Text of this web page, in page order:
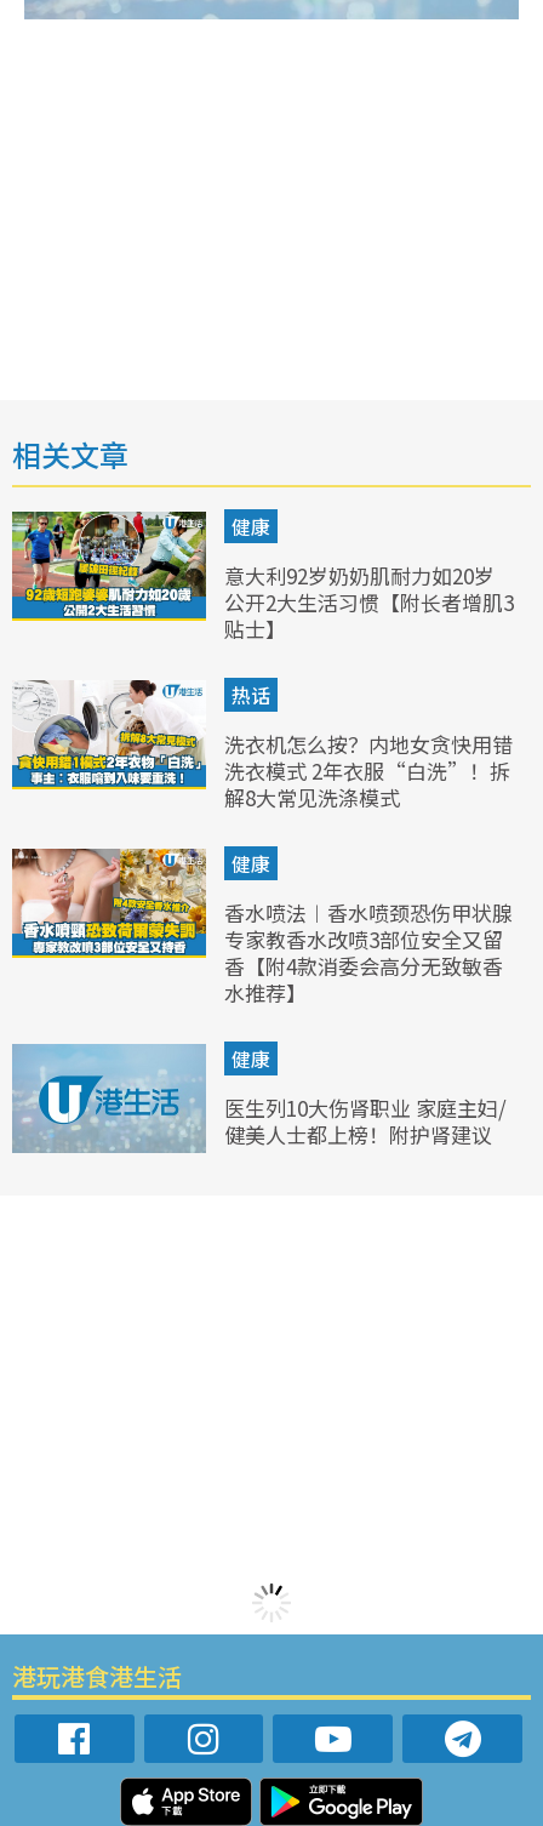
相关文章
健康
意大利92岁奶奶肌耐力如20岁
公开2大生活习惯【附长者增肌3
贴士】
热话
洗衣机怎么按？内地女贪快用错
洗衣模式 2年衣服“白洗”！拆
解8大常见洗涤模式
健康
香水喷法︱香水喷颈恐伤甲状腺
专家教香水改喷3部位安全又留
香【附4款消委会高分无致敏香
水推荐】
健康
医生列10大伤肾职业 家庭主妇/
健美人士都上榜！附护肾建议
港玩港食港生活